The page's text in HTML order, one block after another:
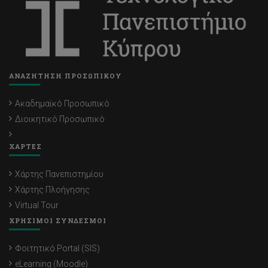
ΑΝΑΖΗΤΗΣΗ ΠΡΟΣΩΠΙΚΟΥ
Ακαδημαϊκό Προσωπικό
Διοικητικό Προσωπικό
ΧΑΡΤΕΣ
Χάρτης Πανεπιστημίου
Χάρτης Πλοήγησης
Virtual Tour
ΧΡΗΣΙΜΟΙ ΣΥΝΔΕΣΜΟΙ
Φοιτητικό Portal (SIS)
eLearning (Moodle)